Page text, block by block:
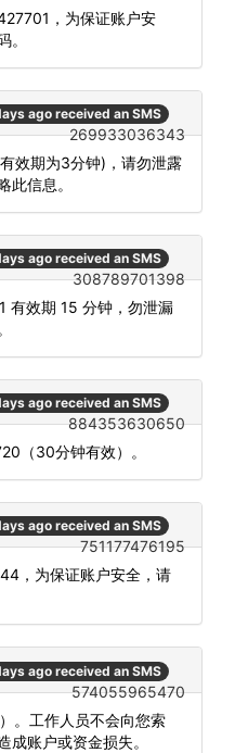
，为保证账户安
。
ago received an SMS
269933036343
效期为3分钟)，请勿泄露
此信息。
ago received an SMS
308789701398
有效期 15 分钟，勿泄漏
ago received an SMS
884353630650
（30分钟有效）。
ago received an SMS
751177476195
，为保证账户安全，请
ago received an SMS
574055965470
。工作人员不会向您索
成账户或资金损失。